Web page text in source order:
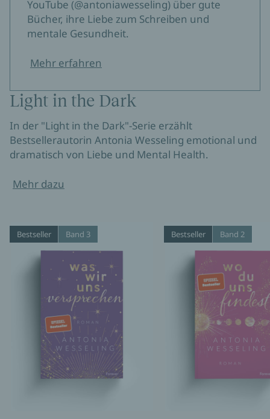
YouTube (@antoniawesseling) über gute
Bücher, ihre Liebe zum Schreiben und
mentale Gesundheit.
Mehr erfahren
Light in the Dark
In der "Light in the Dark"-Serie erzählt
Bestsellerautorin Antonia Wesseling emotional und
dramatisch von Liebe und Mental Health.
Mehr dazu
Bestseller Band 3 Bestseller Band 2